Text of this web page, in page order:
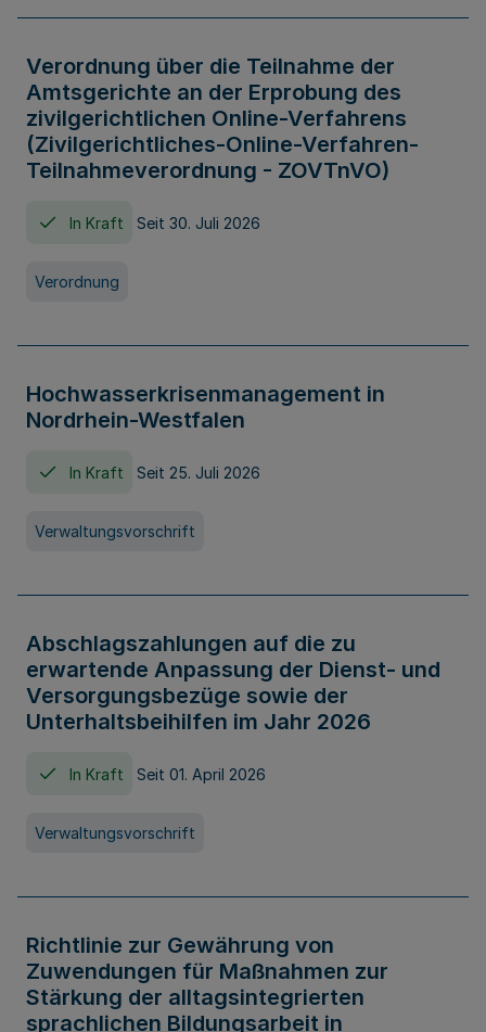
Verordnung über die Teilnahme der
Amtsgerichte an der Erprobung des
zivilgerichtlichen Online-Verfahrens
(Zivilgerichtliches-Online-Verfahren-
Teilnahmeverordnung - ZOVTnVO)
In Kraft Seit 30. Juli 2026
Verordnung
Hochwasserkrisenmanagement in
Nordrhein-Westfalen
In Kraft Seit 25. Juli 2026
Verwaltungsvorschrift
Abschlagszahlungen auf die zu
erwartende Anpassung der Dienst- und
Versorgungsbezüge sowie der
Unterhaltsbeihilfen im Jahr 2026
In Kraft Seit 01. April 2026
Verwaltungsvorschrift
Richtlinie zur Gewährung von
Zuwendungen für Maßnahmen zur
Stärkung der alltagsintegrierten
sprachlichen Bildungsarbeit in